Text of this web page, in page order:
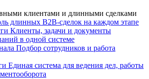
клиентами и длинными сделками
длинных B2B-сделок на каждом этапе
Клиенты, задачи и документы
в одной системе
Подбор сотрудников и работа
Единая система для ведения дел, работы